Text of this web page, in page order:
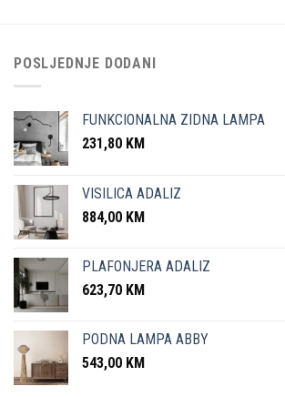
POSLJEDNJE DODANI
FUNKCIONALNA ZIDNA LAMPA
231,80 KM
VISILICA ADALIZ
884,00 KM
PLAFONJERA ADALIZ
623,70 KM
PODNA LAMPA ABBY
543,00 KM